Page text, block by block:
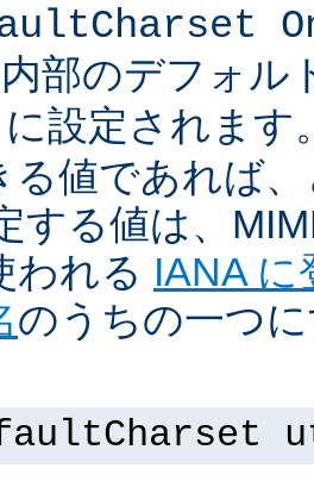
部のデフォル
に設定されま
る値であれば
する値は、
われる IANA
のうちの一つ